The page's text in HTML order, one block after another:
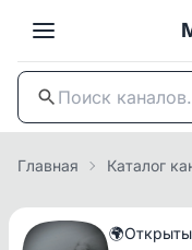
Главная Каталог
🌍